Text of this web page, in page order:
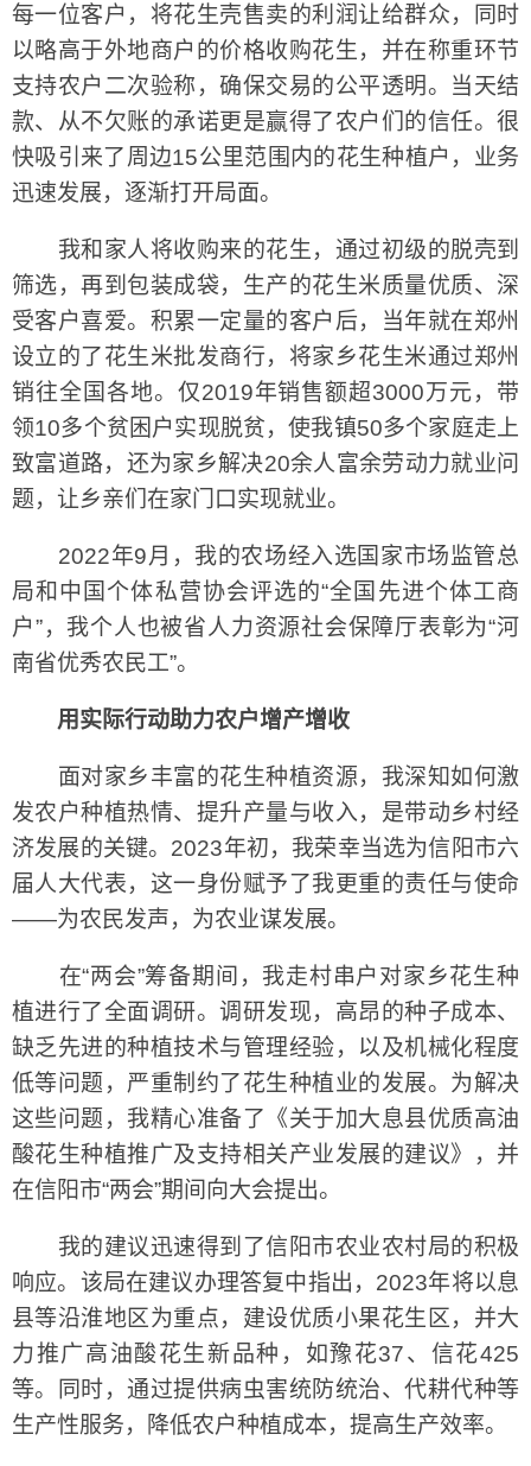
每一位客户，将花生壳售卖的利润让给群众，同时
以略高于外地商户的价格收购花生，并在称重环节
支持农户二次验称，确保交易的公平透明。当天结
款、从不欠账的承诺更是赢得了农户们的信任。很
快吸引来了周边15公里范围内的花生种植户，业务
迅速发展，逐渐打开局面。
我和家人将收购来的花生，通过初级的脱壳到
筛选，再到包装成袋，生产的花生米质量优质、深
受客户喜爱。积累一定量的客户后，当年就在郑州
设立的了花生米批发商行，将家乡花生米通过郑州
销往全国各地。仅2019年销售额超3000万元，带
领10多个贫困户实现脱贫，使我镇50多个家庭走上
致富道路，还为家乡解决20余人富余劳动力就业问
题，让乡亲们在家门口实现就业。
2022年9月，我的农场经入选国家市场监管总
局和中国个体私营协会评选的“全国先进个体工商
户”，我个人也被省人力资源社会保障厅表彰为“河
南省优秀农民工”。
用实际行动助力农户增产增收
面对家乡丰富的花生种植资源，我深知如何激
发农户种植热情、提升产量与收入，是带动乡村经
济发展的关键。2023年初，我荣幸当选为信阳市六
届人大代表，这一身份赋予了我更重的责任与使命
——为农民发声，为农业谋发展。
在“两会”筹备期间，我走村串户对家乡花生种
植进行了全面调研。调研发现，高昂的种子成本、
缺乏先进的种植技术与管理经验，以及机械化程度
低等问题，严重制约了花生种植业的发展。为解决
这些问题，我精心准备了《关于加大息县优质高油
酸花生种植推广及支持相关产业发展的建议》，并
在信阳市“两会”期间向大会提出。
我的建议迅速得到了信阳市农业农村局的积极
响应。该局在建议办理答复中指出，2023年将以息
县等沿淮地区为重点，建设优质小果花生区，并大
力推广高油酸花生新品种，如豫花37、信花425
等。同时，通过提供病虫害统防统治、代耕代种等
生产性服务，降低农户种植成本，提高生产效率。